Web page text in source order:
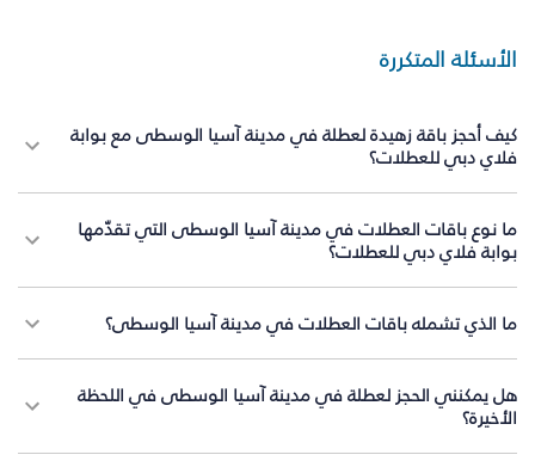
الأسئلة المتكررة
كيف أحجز باقة زهيدة لعطلة في مدينة آسيا الوسطى مع بوابة
فلاي دبي للعطلات؟
ما نوع باقات العطلات في مدينة آسيا الوسطى التي تقدّمها
بوابة فلاي دبي للعطلات؟
ما الذي تشمله باقات العطلات في مدينة آسيا الوسطى؟
هل يمكنني الحجز لعطلة في مدينة آسيا الوسطى في اللحظة
الأخيرة؟